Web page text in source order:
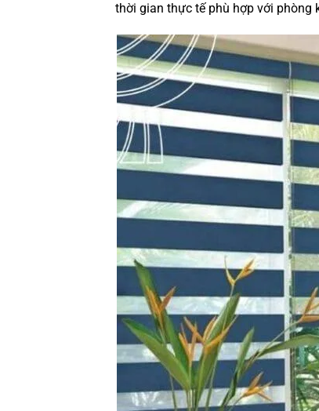
thời gian thực tế phù hợp với phòng